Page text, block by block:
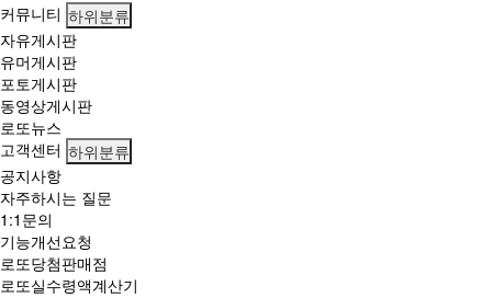
커뮤니티 하위분류
자유게시판
유머게시판
포토게시판
동영상게시판
로또뉴스
고객센터 하위분류
공지사항
자주하시는 질문
1:1문의
기능개선요청
로또당첨판매점
로또실수령액계산기